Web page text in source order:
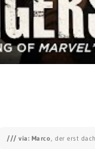
/// via: Marco, der erst